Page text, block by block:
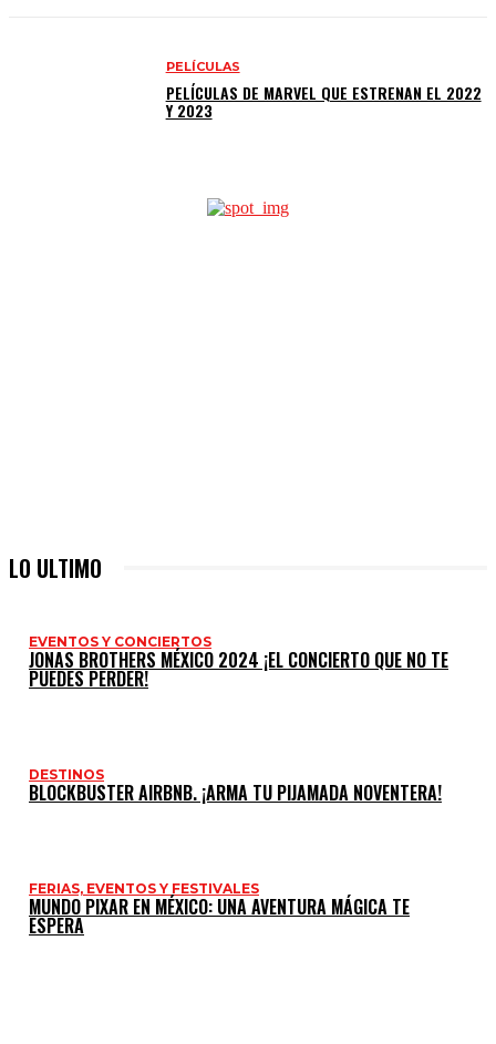
PELÍCULAS
PELÍCULAS DE MARVEL QUE ESTRENAN EL 2022
Y 2023
LO ULTIMO
EVENTOS Y CONCIERTOS
JONAS BROTHERS MÉXICO 2024 ¡EL CONCIERTO QUE NO TE
PUEDES PERDER!
DESTINOS
BLOCKBUSTER AIRBNB. ¡ARMA TU PIJAMADA NOVENTERA!
FERIAS, EVENTOS Y FESTIVALES
MUNDO PIXAR EN MÉXICO: UNA AVENTURA MÁGICA TE
ESPERA